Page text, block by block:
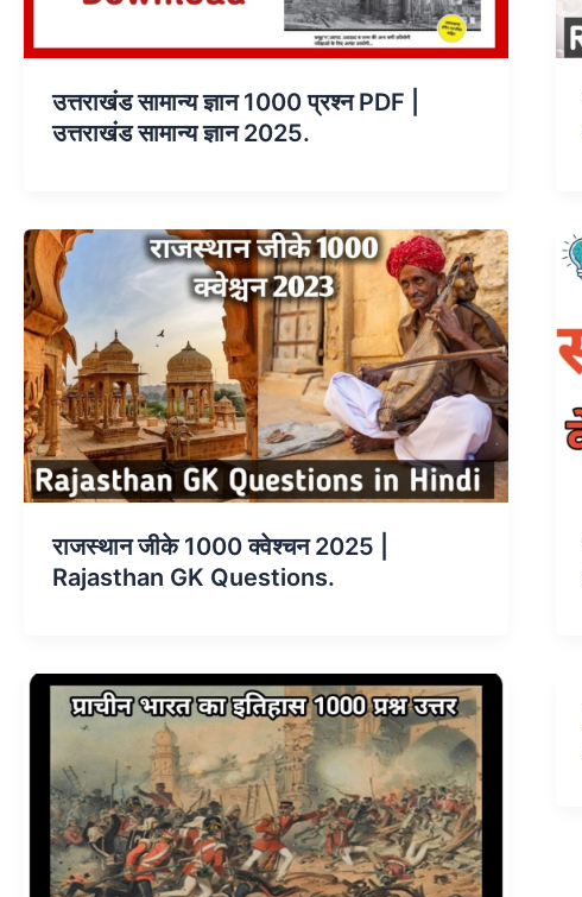
उत्तराखंड सामान्य ज्ञान 1000 प्रश्न PDF |
उत्तराखंड सामान्य ज्ञान 2025.
राजस्थान जीके 1000 क्वेश्चन 2025 |
Rajasthan GK Questions.